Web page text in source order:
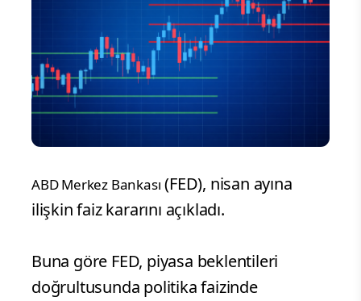
ABD Merkez Bankası (FED), nisan ayına
ilişkin faiz kararını açıkladı.
Buna göre FED, piyasa beklentileri
doğrultusunda politika faizinde